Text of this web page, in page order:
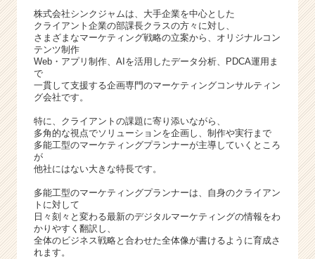
株式会社シンクジャムは、大手企業を中心とした
クライアント企業の部課長クラスの方々に対し、
さまざまなマーケティング戦略の立案から、オリジナルコン
テンツ制作
Web・アプリ制作、AIを活用したデータ分析、PDCA運用ま
で
一貫して支援する企画専門のマーケティングコンサルティン
グ会社です。
特に、クライアントの課題に寄り添いながら、
多角的な視点でソリューションを企画し、制作や実行まで
多能工型のマーケティングプランナーが主導していくところ
が
他社にはない大きな特長です。
多能工型のマーケティングプランナーは、自身のクライアン
トに対して
日々刻々と変わる最新のデジタルマーケティングの情報をわ
かりやすく翻訳し、
全体のビジネス戦略と合わせた全体像が書けるように育成さ
れます。